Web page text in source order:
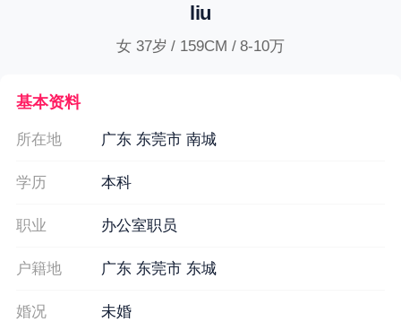
liu
女 37岁 / 159CM / 8-10万
基本资料
所在地 广东 东莞市 南城
学历 本科
职业 办公室职员
户籍地 广东 东莞市 东城
婚况 未婚